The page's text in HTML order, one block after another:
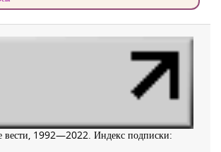
вести, 1992—2022. Индекс подписки: